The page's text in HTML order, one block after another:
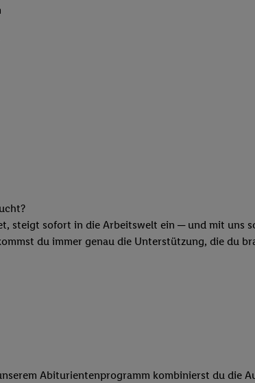
steigt sofort in die Arbeitswelt ein ─ und mit uns
du immer genau die Unterstützung, die du
Abiturientenprogramm kombinierst du die